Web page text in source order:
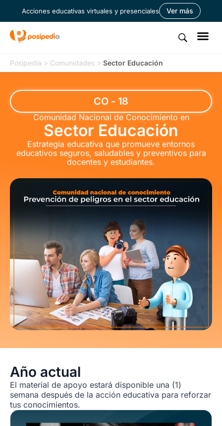
Acciones educativas virtuales y presenciales Ver más
Posipedia > Comunidades > Sector Educación
CO - 18
Comunidad Nacional de Conocimiento en
Sector Educación
Estrategia educativa que promueve entornos
educativos seguros, saludables y preventivos para
docentes y estudiantes.
Año actual
El material de apoyo estará disponible una (1)
semana después de la acción educativa para reforzar
tus conocimientos.